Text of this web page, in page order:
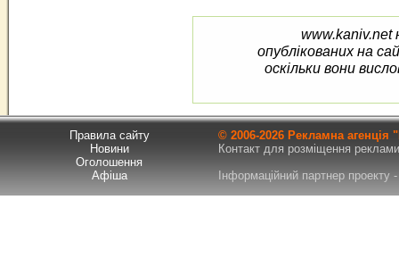
www.kaniv.net
опублікованих на
оскільки вони
Правила сайту
Новини
Оголошення
Афіша
© 2006-2026 Рекламна
Контакт для розміщення
Інформаційний партнер проекту